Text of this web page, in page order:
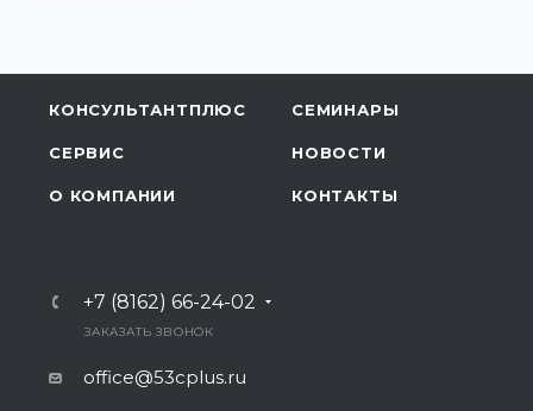
КОНСУЛЬТАНТПЛЮС СЕМИНАРЫ
СЕРВИС НОВОСТИ
О КОМПАНИИ КОНТАКТЫ
+7 (8162) 66-24-02
ЗАКАЗАТЬ ЗВОНОК
office@53cplus.ru